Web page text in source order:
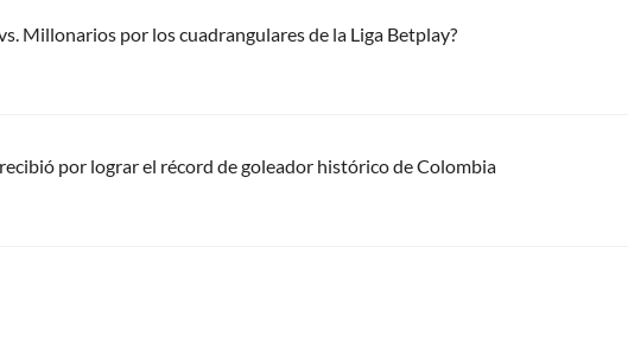
Millonarios por los cuadrangulares de la Liga Betplay?
por lograr el récord de goleador histórico de Colombia